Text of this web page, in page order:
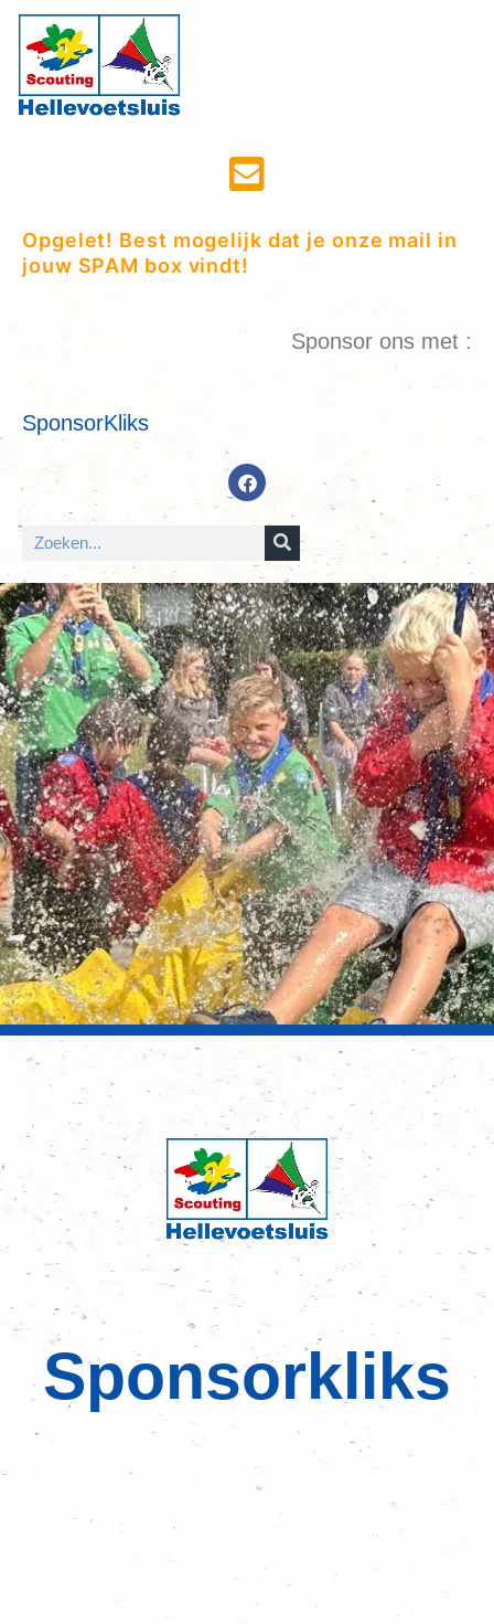
Opgelet! Best mogelijk dat je onze mail in
jouw SPAM box vindt!
Sponsor ons met :
SponsorKliks
Sponsorkliks